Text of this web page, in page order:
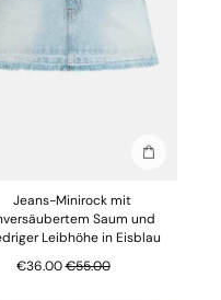
stecken In die
Jeans-Minirock mit
Saum und
Leibhöhe in Eisblau
€36.00Regulärer Preis
€55.00